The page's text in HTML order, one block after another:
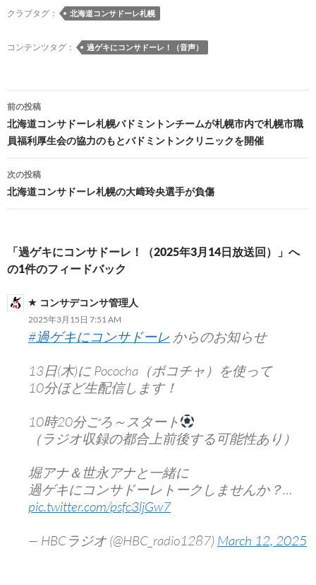
クラブタグ： 北海道コンサドーレ札幌
コンテンツタグ： 過ゲキにコンサドーレ！（音声）
投
稿
ナ
ビ
ゲ
シ
ョ
ン
前の投稿
北海道コンサドーレ札幌バドミントンチームが札幌市内で札幌市職
員福利厚生会の協力のもとバドミントンクリニックを開催
次の投稿
北海道コンサドーレ札幌の大﨑玲央選手が負傷
「過ゲキにコンサドーレ！（2025年3月14日放送回）」へ
の1件のフィードバック
コンサデコンサ管理人
2025年3月15日 7:51 AM
#過ゲキにコンサドーレ からのお知らせ
13日(木)に Pococha（ポコチャ）を使って
10分ほど生配信します！
10時20分ごろ～スタート
（ラジオ収録の都合上前後する可能性あり）
堀アナ＆世永アナと一緒に
過ゲキにコンサドーレトークしませんか？…
pic.twitter.com/psfc3ljGw7
— HBCラジオ (@HBC_radio1287) March 12, 2025